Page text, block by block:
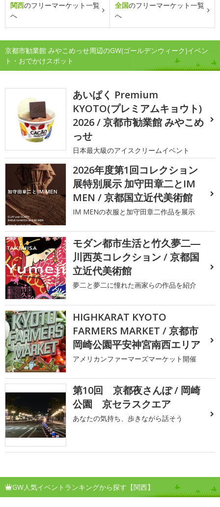
関西のフリーマーケット一覧
へ
全国のフリーマーケット一覧
へ
京都市勧業館 みやこめっせ周辺のGW(ゴールデンウィーク)イベン
ト・おでかけスポット
あいぱく Premium
KYOTO(プレミアムキョウト)
2026 / 京都市勧業館 みやこめ
っせ
日本最大級のアイスクリームイベント
2026年度第1回コレクション
展特別展示 加守田章二とIM
MEN / 京都国立近代美術館
IM MENの衣服と加守田章二作品を展示
モダン都市生活と竹久夢二―
川西英コレクション / 京都国
立近代美術館
夢二と夢二に憧れた画家らの作品を紹介
HIGHKARAT KYOTO
FARMERS MARKET / 京都市
岡崎公園平安神宮南西エリア
アメリカンファーマーズマーケット開催
第10回 京都夜さんぽ / 岡崎
公園 京セラスクエア
あなたの気持ち、歩きながら話そう
GW人気イベントランキングから探す【関西】